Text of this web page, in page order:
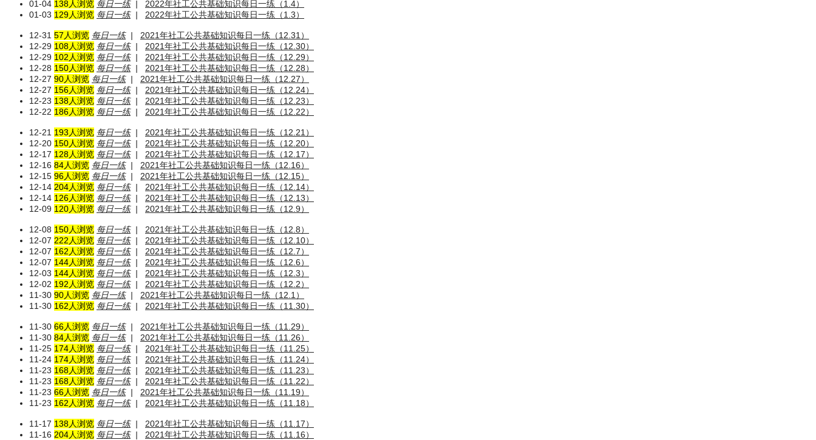
01-04 138人浏览 每日一练|
2022年社工公共基础知识每日一练（1.4）
01-03 129人浏览 每日一练| 2022年社工公共基础知识每日一练（1.3）
12-31 57人浏览 每日一练|
2021年社工公共基础知识每日一练（12.31）
12-29 108人浏览 每日一练|
2021年社工公共基础知识每日一练（12.30）
12-29 102人浏览 每日一练|
2021年社工公共基础知识每日一练（12.29）
12-28 150人浏览 每日一练|
2021年社工公共基础知识每日一练（12.28）
12-27 90人浏览 每日一练|
2021年社工公共基础知识每日一练（12.27）
12-27 156人浏览 每日一练|
2021年社工公共基础知识每日一练（12.24）
12-23 138人浏览 每日一练|
2021年社工公共基础知识每日一练（12.23）
12-22 186人浏览 每日一练| 2021年社工公共基础知识每日一练（12.22）
12-21 193人浏览 每日一练|
2021年社工公共基础知识每日一练（12.21）
12-20 150人浏览 每日一练|
2021年社工公共基础知识每日一练（12.20）
12-17 128人浏览 每日一练|
2021年社工公共基础知识每日一练（12.17）
12-16 84人浏览 每日一练|
2021年社工公共基础知识每日一练（12.16）
12-15 96人浏览 每日一练|
2021年社工公共基础知识每日一练（12.15）
12-14 204人浏览 每日一练|
2021年社工公共基础知识每日一练（12.14）
12-14 126人浏览 每日一练|
2021年社工公共基础知识每日一练（12.13）
12-09 120人浏览 每日一练| 2021年社工公共基础知识每日一练（12.9）
12-08 150人浏览 每日一练|
2021年社工公共基础知识每日一练（12.8）
12-07 222人浏览 每日一练|
2021年社工公共基础知识每日一练（12.10）
12-07 162人浏览 每日一练|
2021年社工公共基础知识每日一练（12.7）
12-07 144人浏览 每日一练|
2021年社工公共基础知识每日一练（12.6）
12-03 144人浏览 每日一练|
2021年社工公共基础知识每日一练（12.3）
12-02 192人浏览 每日一练|
2021年社工公共基础知识每日一练（12.2）
11-30 90人浏览 每日一练|
2021年社工公共基础知识每日一练（12.1）
11-30 162人浏览 每日一练| 2021年社工公共基础知识每日一练（11.30）
11-30 66人浏览 每日一练|
2021年社工公共基础知识每日一练（11.29）
11-30 84人浏览 每日一练|
2021年社工公共基础知识每日一练（11.26）
11-25 174人浏览 每日一练|
2021年社工公共基础知识每日一练（11.25）
11-24 174人浏览 每日一练|
2021年社工公共基础知识每日一练（11.24）
11-23 168人浏览 每日一练|
2021年社工公共基础知识每日一练（11.23）
11-23 168人浏览 每日一练|
2021年社工公共基础知识每日一练（11.22）
11-23 66人浏览 每日一练|
2021年社工公共基础知识每日一练（11.19）
11-23 162人浏览 每日一练| 2021年社工公共基础知识每日一练（11.18）
11-17 138人浏览 每日一练|
2021年社工公共基础知识每日一练（11.17）
11-16 204人浏览 每日一练|
2021年社工公共基础知识每日一练（11.16）